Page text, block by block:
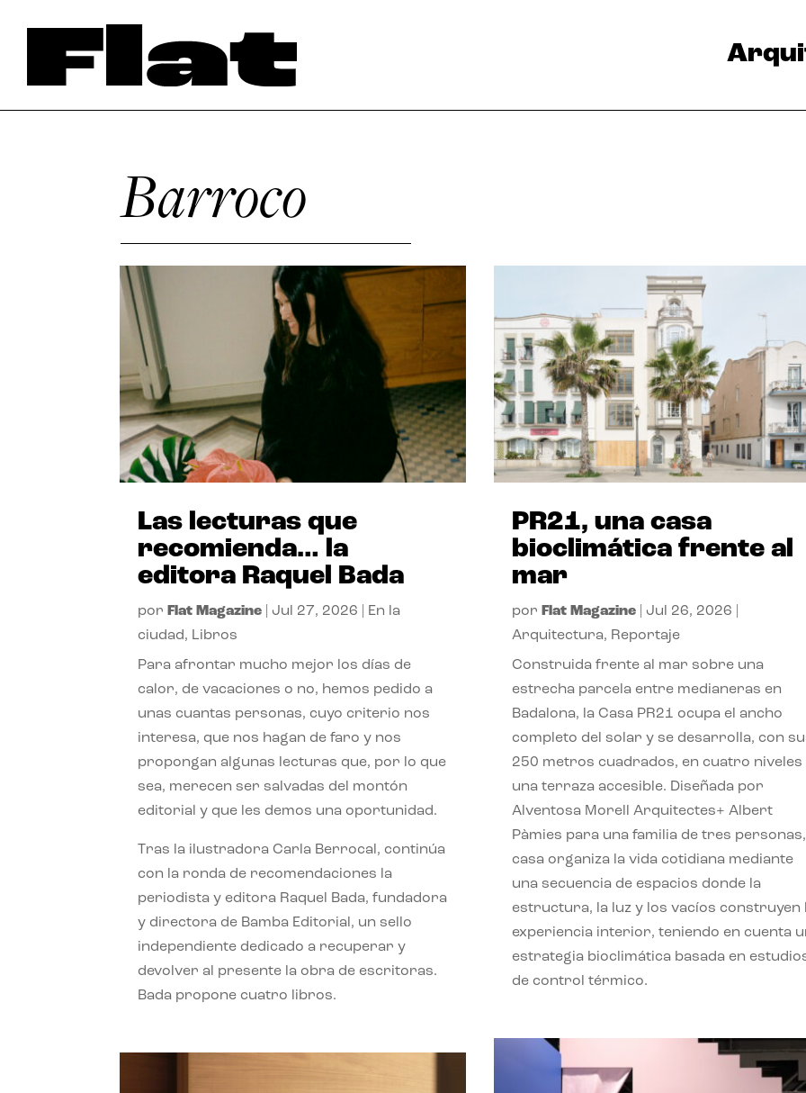
Barroco
Las lecturas que
recomienda… la
editora Raquel Bada
por Flat Magazine Jul 27, 2026
En la
ciudad, Libros
Para afrontar mucho mejor los días de
calor, de vacaciones o no, hemos pedido a
unas cuantas personas, cuyo criterio nos
interesa, que nos hagan de faro y nos
propongan algunas lecturas que, por lo que
sea, merecen ser salvadas del montón
editorial y que les demos una oportunidad.
Tras la ilustradora Carla Berrocal, continúa
con la ronda de recomendaciones la
periodista y editora Raquel Bada, fundadora
y directora de Bamba Editorial, un sello
independiente dedicado a recuperar y
devolver al presente la obra de escritoras.
Bada propone cuatro libros.
PR21, una casa
bioclimática frente al
mar
por Flat Magazine| Jul 26, 2026
Arquitectura, Reportaje
Construida frente al mar sobre una
estrecha parcela entre medianeras en
Badalona, la Casa PR21 ocupa el ancho
completo del solar y se desarrolla, con
250 metros cuadrados, en cuatro niveles
una terraza accesible. Diseñada por
Alventosa Morell Arquitectes+ Albert
Pàmies para una familia de tres
casa organiza la vida cotidiana mediante
una secuencia de espacios donde la
estructura, la luz y los vacíos construyen
experiencia interior, teniendo en cuenta
estrategia bioclimática basada en
de control térmico.